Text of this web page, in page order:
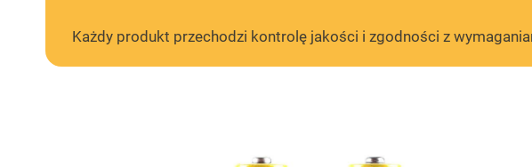
Każdy produkt przechodzi kontrolę jakości i zgodności z